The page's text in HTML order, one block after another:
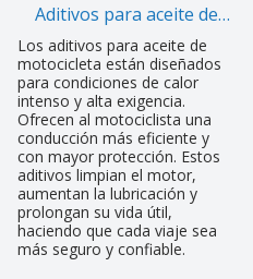
Aditivos para aceite de
motor
Los aditivos para aceite de
motocicleta están diseñados
para condiciones de calor
intenso y alta exigencia.
Ofrecen al motociclista una
conducción más eficiente y
con mayor protección. Estos
aditivos limpian el motor,
aumentan la lubricación y
prolongan su vida útil,
haciendo que cada viaje sea
más seguro y confiable.